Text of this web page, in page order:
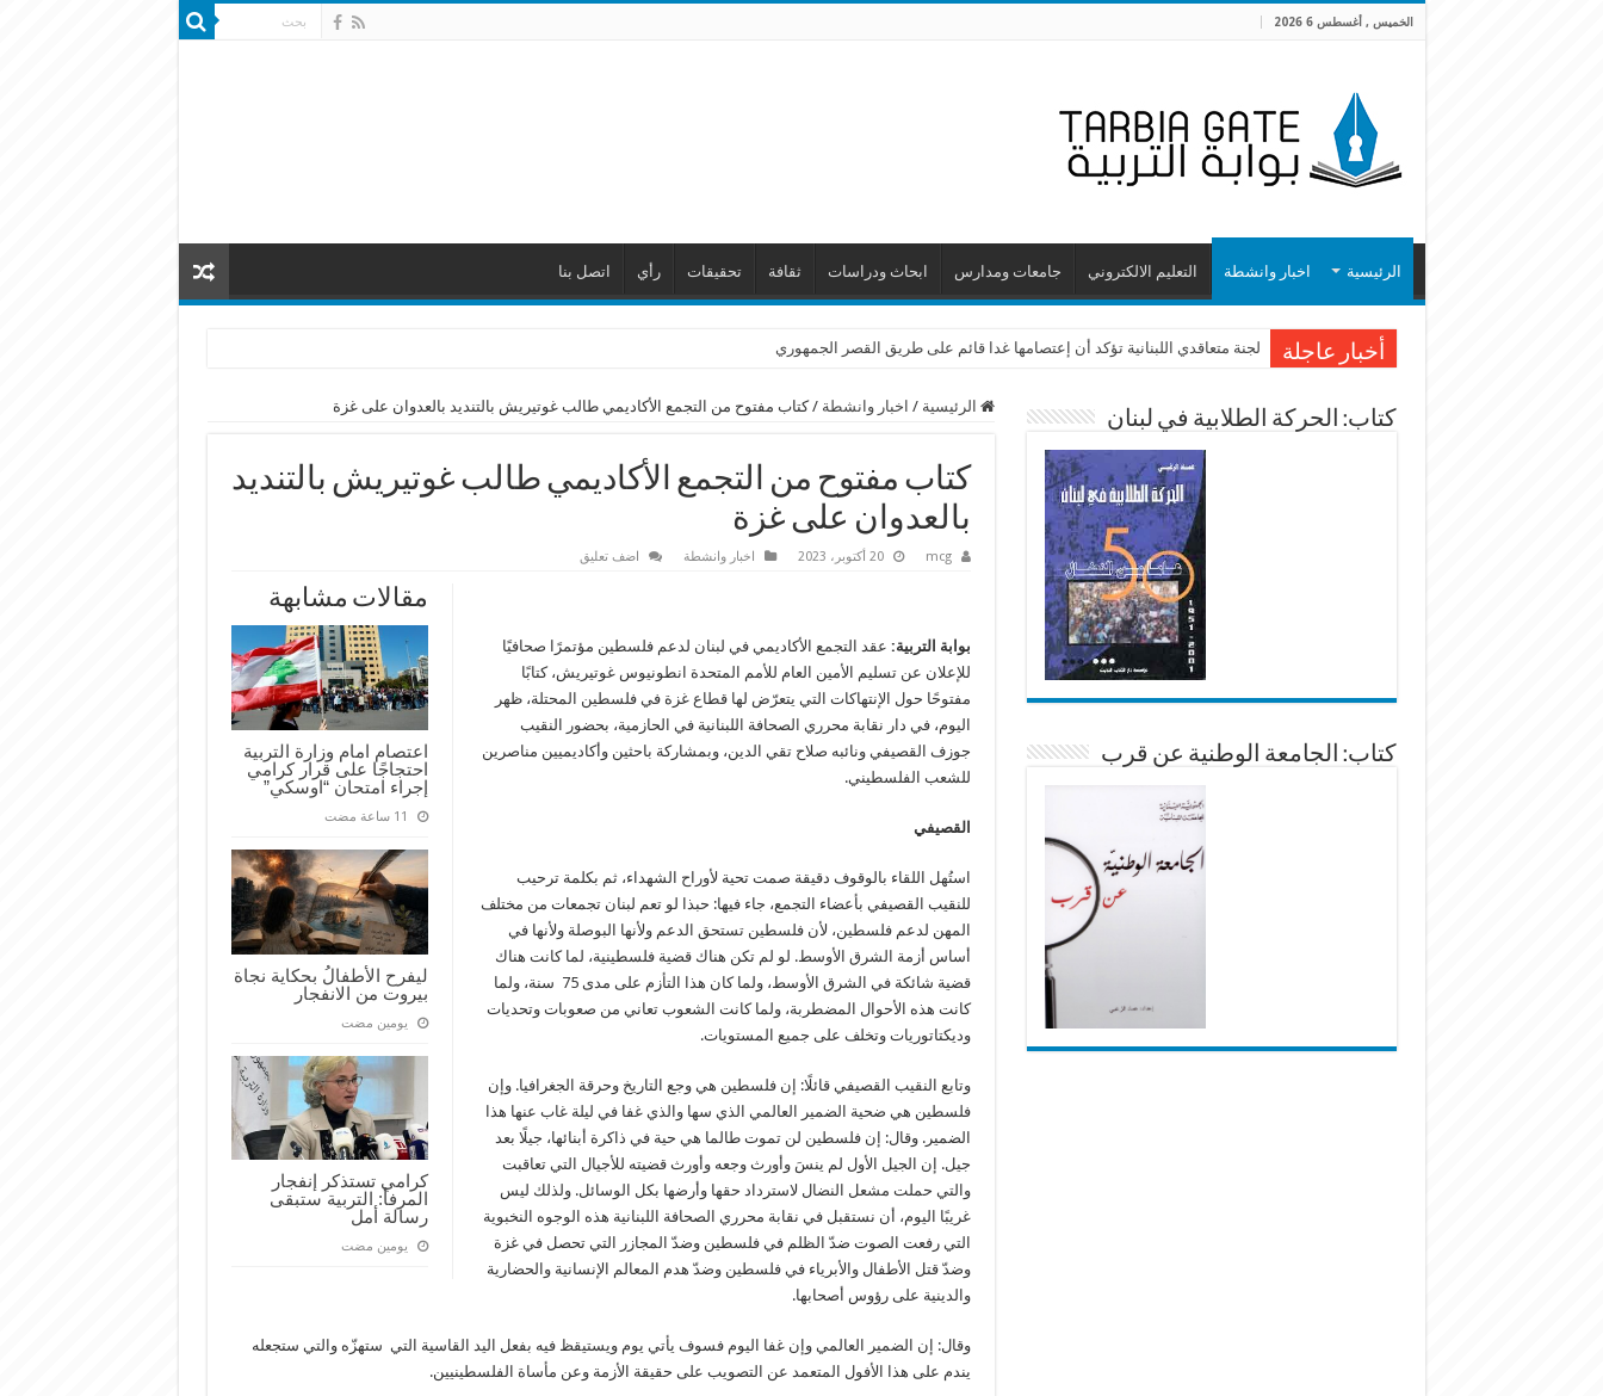
الخميس , أغسطس 6 2026
الرئيسية اخبار وانشطة التعليم الالكتروني جامعات ومدارس ابحاث ودراسات ثقافة تحقيقات رأي اتصل بنا
أخبار عاجلة لجنة متعاقدي اللبنانية تؤكد أن إعتصامها غدا قائم على طريق القصر الجمهوري
اعتصام امام وزارة التربية احتجاجًا على قرار كرامي إجراء امتحان “اوسكي”
الرئيسية / اخبار وانشطة / كتاب مفتوح من التجمع الأكاديمي طالب غوتيريش بالتنديد بالعدوان على غزة
كتاب مفتوح من التجمع الأكاديمي طالب غوتيريش بالتنديد
بالعدوان على غزة
mcg 20 أكتوبر، 2023 اخبار وانشطة اضف تعليق
مقالات مشابهة
اعتصام امام وزارة التربية
احتجاجًا على قرار كرامي
إجراء امتحان “اوسكي”
ليفرح الأطفالُ بحكاية نجاة
بيروت من الانفجار
‏يومين مضت
كرامي تستذكر إنفجار
المرفأ: التربية ستبقى
رسالة أمل
‏يومين مضت
بوابة التربية: عقد التجمع الأكاديمي في لبنان لدعم فلسطين مؤتمرًا صحافيًا
للإعلان عن تسليم الأمين العام للأمم المتحدة انطونيوس غوتيريش، كتابًا
مفتوحًا حول الإنتهاكات التي يتعرّض لها قطاع غزة في فلسطين المحتلة، ظهر
اليوم، في دار نقابة محرري الصحافة اللبنانية في الحازمية، بحضور النقيب
جوزف القصيفي ونائبه صلاح تقي الدين، وبمشاركة باحثين وأكاديميين مناصرين
للشعب الفلسطيني.
القصيفي
استُهل اللقاء بالوقوف دقيقة صمت تحية لأوراح الشهداء، ثم بكلمة ترحيب
للنقيب القصيفي بأعضاء التجمع، جاء فيها: حبذا لو تعم لبنان تجمعات من مختلف
المهن لدعم فلسطين، لأن فلسطين تستحق الدعم ولأنها البوصلة ولأنها في
أساس أزمة الشرق الأوسط. لو لم تكن هناك قضية فلسطينية، لما كانت هناك
قضية شائكة في الشرق الأوسط، ولما كان هذا التأزم على مدى 75 سنة، ولما
كانت هذه الأحوال المضطربة، ولما كانت الشعوب تعاني من صعوبات وتحديات
وديكتاتوريات وتخلف على جميع المستويات.
وتابع النقيب القصيفي قائلًا: إن فلسطين هي وجع التاريخ وحرقة الجغرافيا. وإن
فلسطين هي ضحية الضمير العالمي الذي سها والذي غفا في ليلة غاب عنها هذا
الضمير. وقال: إن فلسطين لن تموت طالما هي حية في ذاكرة أبنائها، جيلًا بعد
جيل. إن الجيل الأول لم ينسَ وأورث وجعه وأورث قضيته للأجيال التي تعاقبت
والتي حملت مشعل النضال لاسترداد حقها وأرضها بكل الوسائل. ولذلك ليس
غريبًا اليوم، أن نستقبل في نقابة محرري الصحافة اللبنانية هذه الوجوه النخبوية
التي رفعت الصوت ضدّ الظلم في فلسطين وضدّ المجازر التي تحصل في غزة
وضدّ قتل الأطفال والأبرياء في فلسطين وضدّ هدم المعالم الإنسانية والحضارية
والدينية على رؤوس أصحابها.
وقال: إن الضمير العالمي وإن غفا اليوم فسوف يأتي يوم ويستيقظ فيه بفعل اليد القاسية التي ستهزّه والتي ستجعله
يندم على هذا الأفول المتعمد عن التصويب على حقيقة الأزمة وعن مأساة الفلسطينيين.
كتاب: الحركة الطلابية في لبنان
كتاب: الجامعة الوطنية عن قرب